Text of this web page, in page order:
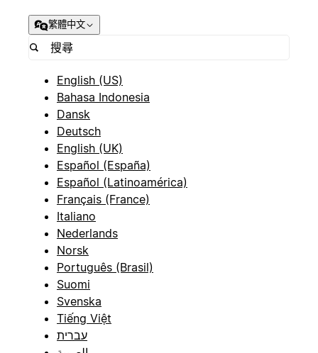
繁體中文
English (US)
Bahasa Indonesia
Dansk
Deutsch
English (UK)
Español (España)
Español (Latinoamérica)
Français (France)
Italiano
Nederlands
Norsk
Português (Brasil)
Suomi
Svenska
Tiếng Việt
עברית